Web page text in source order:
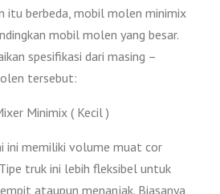
itu berbeda, mobil molen minimix
mobil molen yang besar.
spesifikasi dari masing –
tersebut:
Minimix ( Kecil )
ini memiliki volume muat cor
truk ini lebih fleksibel untuk
ataupun menanjak. Biasanya